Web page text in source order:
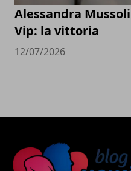
Alessandra
Vip: la vittoria
12/07/2026